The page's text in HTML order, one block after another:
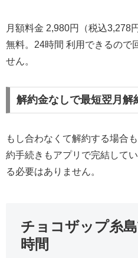
月額料金 2,980円（税込3,278
無料。24時間 利用できるので
せん。
解約金なしで最短翌月解
もし合わなくて解約する場合
約手続きもアプリで完結して
る必要はありません。
チョコザップ糸
時間